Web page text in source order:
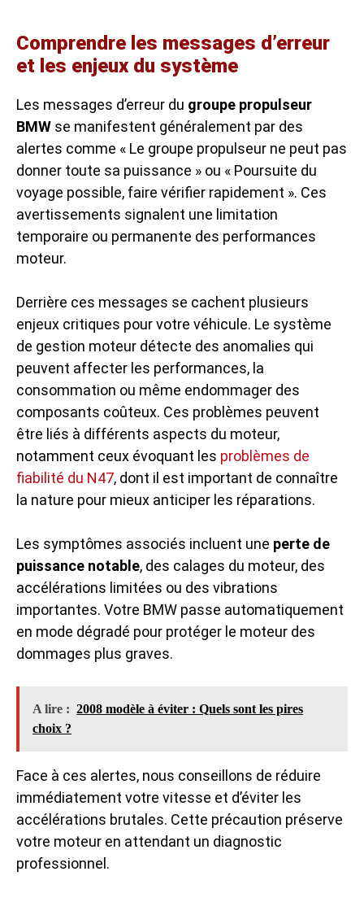
Comprendre les messages d’erreur
et les enjeux du système
Les messages d’erreur du groupe propulseur
BMW se manifestent généralement par des
alertes comme « Le groupe propulseur ne peut pas
donner toute sa puissance » ou « Poursuite du
voyage possible, faire vérifier rapidement ». Ces
avertissements signalent une limitation
temporaire ou permanente des performances
moteur.
Derrière ces messages se cachent plusieurs
enjeux critiques pour votre véhicule. Le système
de gestion moteur détecte des anomalies qui
peuvent affecter les performances, la
consommation ou même endommager des
composants coûteux. Ces problèmes peuvent
être liés à différents aspects du moteur,
notamment ceux évoquant les problèmes de
fiabilité du N47, dont il est important de connaître
la nature pour mieux anticiper les réparations.
Les symptômes associés incluent une perte de
puissance notable, des calages du moteur, des
accélérations limitées ou des vibrations
importantes. Votre BMW passe automatiquement
en mode dégradé pour protéger le moteur des
dommages plus graves.
A lire : 2008 modèle à éviter : Quels sont les pires
choix ?
Face à ces alertes, nous conseillons de réduire
immédiatement votre vitesse et d’éviter les
accélérations brutales. Cette précaution préserve
votre moteur en attendant un diagnostic
professionnel.